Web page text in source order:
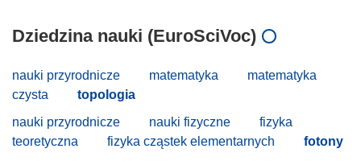
Dziedzina nauki (EuroSciVoc)
nauki przyrodnicze matematyka
matematyka
czysta
topologia
nauki przyrodnicze
nauki fizyczne
fizyka
teoretyczna
fizyka cząstek elementarnych fotony